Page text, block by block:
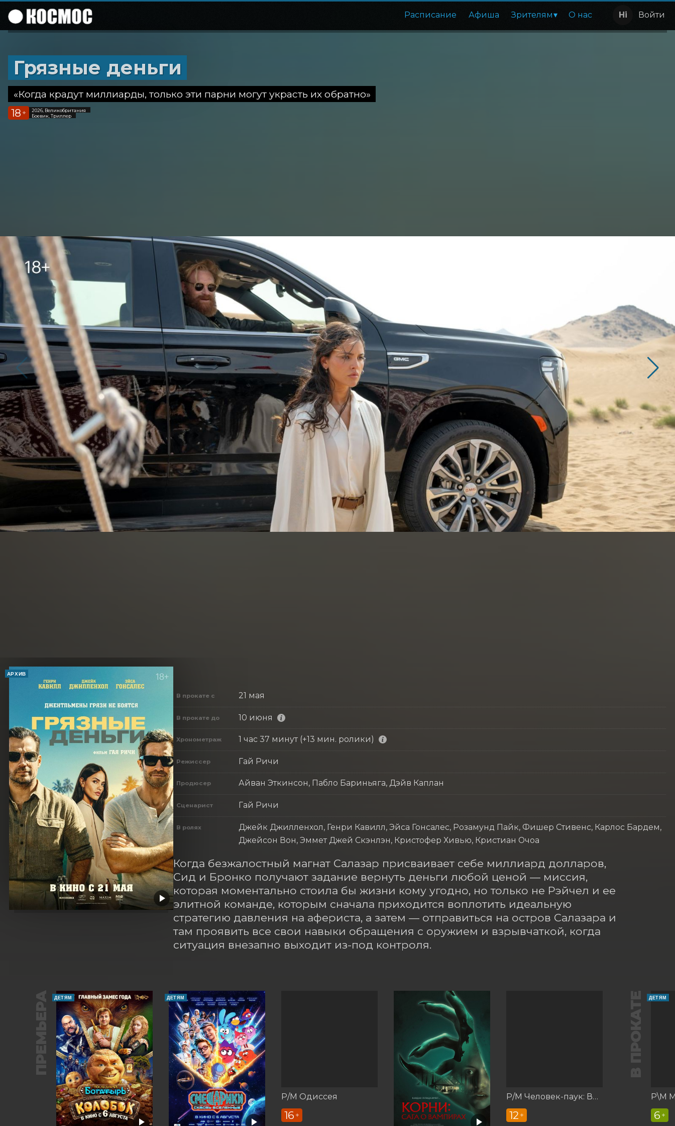
Расписание Афиша Зрителям О нас Войти
Грязные деньги
«Когда крадут миллиарды, только эти парни могут украсть их обратно»
18 +
2026, Великобритания
Боевик, Триллер
АРХИВ
В прокате с 21 мая
В прокате до 10 июня
Хронометраж 1 час 37 минут (+13 мин. ролики)
Режиссер Гай Ричи
Продюсер Айван Эткинсон, Пабло Бариньяга, Дэйв Каплан
Сценарист Гай Ричи
В ролях
Джейк Джилленхол, Генри Кавилл, Эйса Гонсалес, Розамунд Пайк, Фишер Стивенс, Карлос Бардем,
Джейсон Вон, Эммет Джей Скэнлэн, Кристофер Хивью, Кристиан Очоа
Когда безжалостный магнат Салазар присваивает себе миллиард долларов,
Сид и Бронко получают задание вернуть деньги любой ценой — миссия,
которая моментально стоила бы жизни кому угодно, но только не Рэйчел и ее
элитной команде, которым сначала приходится воплотить идеальную
стратегию давления на афериста, а затем — отправиться на остров Салазара и
там проявить все свои навыки обращения с оружием и взрывчаткой, когда
ситуация внезапно выходит из-под контроля.
ПРЕМЬЕРА ДЕТЯМ ДЕТЯМ
Р/М Одиссея
16 +
Р/М Человек-паук: Вдали от дома
12 +
В ПРОКАТЕ ДЕТЯМ
6 +